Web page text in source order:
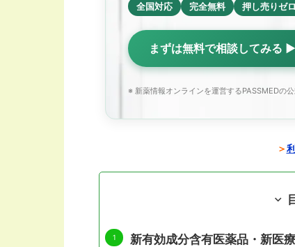
全国対応 完全無料 押し売りゼロ
まずは無料で相談してみる ▶
※ 新薬情報オンラインを運営するPASSMEDの
＞
新有効成分含有医薬品・新医